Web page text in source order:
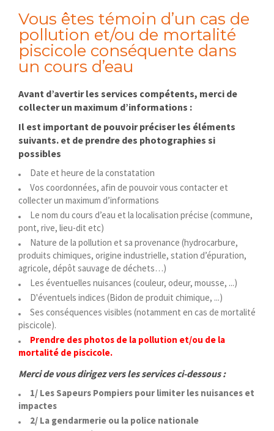
Vous êtes témoin d’un cas de
pollution et/ou de mortalité
piscicole conséquente dans
un cours d’eau
Avant d’avertir les services compétents, merci de
collecter un maximum d’informations :
Il est important de pouvoir préciser les éléments
suivants. et de prendre des photographies si
possibles
Date et heure de la constatation
Vos coordonnées, afin de pouvoir vous contacter et
collecter un maximum d’informations
Le nom du cours d’eau et la localisation précise (commune,
pont, rive, lieu-dit etc)
Nature de la pollution et sa provenance (hydrocarbure,
produits chimiques, origine industrielle, station d’épuration,
agricole, dépôt sauvage de déchets…)
Les éventuelles nuisances (couleur, odeur, mousse, ...)
D'éventuels indices (Bidon de produit chimique, ...)
Ses conséquences visibles (notamment en cas de mortalité
piscicole).
Prendre des photos de la pollution et/ou de la
mortalité de piscicole.
Merci de vous dirigez vers les services ci-dessous :
1/ Les Sapeurs Pompiers pour limiter les nuisances et
impactes
2/ La gendarmerie ou la police nationale